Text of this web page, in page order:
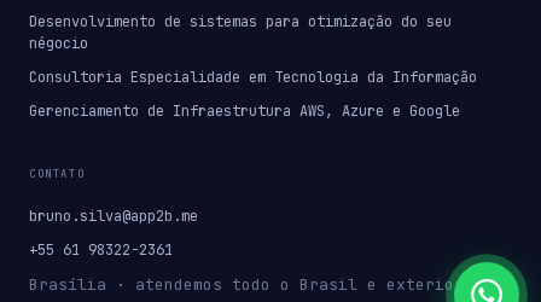
Desenvolvimento de sistemas para otimização do seu
négocio
Consultoria Especialidade em Tecnologia da Informação
Gerenciamento de Infraestrutura AWS, Azure e Google
CONTATO
bruno.silva@app2b.me
+55 61 98322-2361
Brasília · atendemos todo o Brasil e exterior